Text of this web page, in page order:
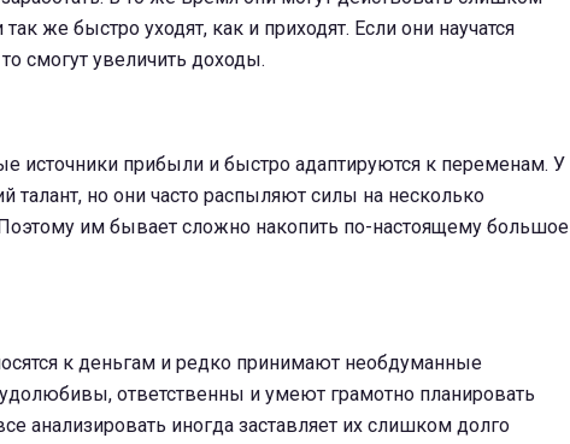
же быстро уходят, как и приходят. Если они научатся
смогут увеличить доходы.
источники прибыли и быстро адаптируются к переменам. У
талант, но они часто распыляют силы на несколько
им бывает сложно накопить по-настоящему большое
к деньгам и редко принимают необдуманные
ответственны и умеют грамотно планировать
анализировать иногда заставляет их слишком долго